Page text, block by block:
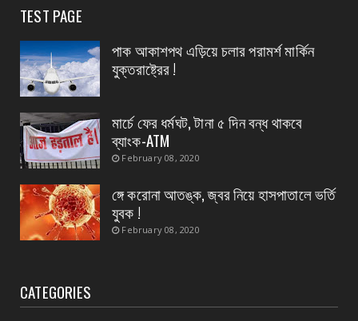
নদীর পাড় থেকে এক ব্যক্তির মৃতদেহ উদ্ধারের ঘটনায়
চাঞ্চল্য
August 08, 2026
জাতীয় সড়ক ভাঙ্গার জন্য মাইকিং বন্ধ, ভাঙ্গা হবে পুজোর
পর জা...
August 07, 2026
TEST PAGE
পাক আকাশপথ এড়িয়ে চলার পরামর্শ মার্কিন
যুক্তরাষ্ট্রের !
মার্চে ফের ধর্মঘট, টানা ৫ দিন বন্ধ থাকবে
ব্যাংক-ATM
February 08, 2020
ঙ্গে করোনা আতঙ্ক, জ্বর নিয়ে হাসপাতালে ভর্তি
যুবক !
February 08, 2020
CATEGORIES